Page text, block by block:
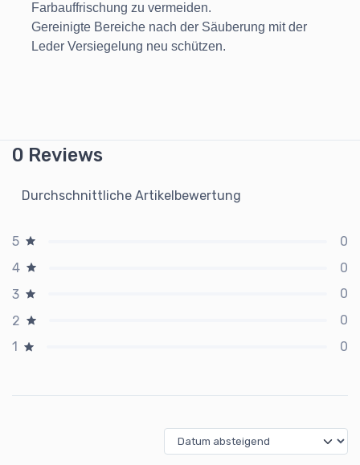
Farbauffrischung zu vermeiden.
Gereinigte Bereiche nach der Säuberung mit der
Leder Versiegelung neu schützen.
0 Reviews
Durchschnittliche Artikelbewertung
5
0
4
0
3
0
2
0
1
0